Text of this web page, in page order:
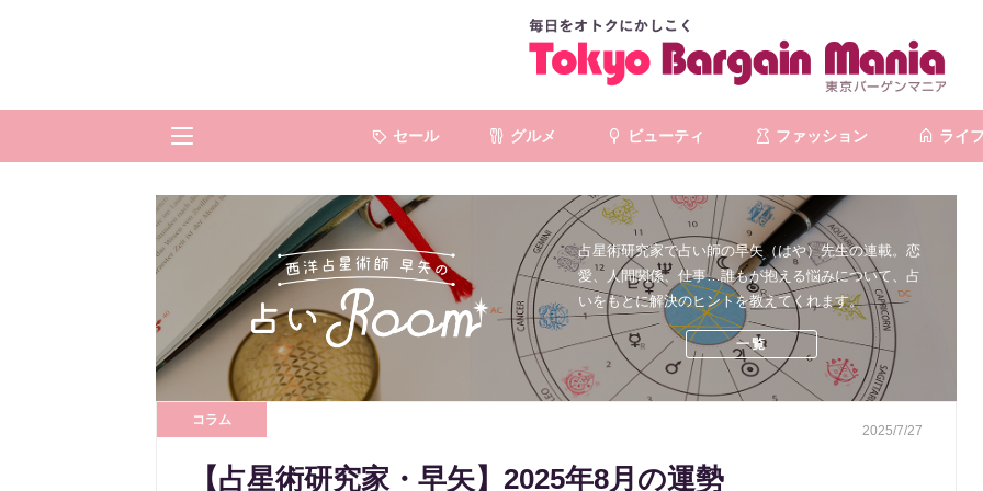
セール グルメ ビューティ ファッション ライフ
占星術研究家で占い師の早矢（はや）先生の連載。恋
愛、人間関係、仕事…誰もが抱える悩みについて、占
いをもとに解決のヒントを教えてくれます。
一覧
コラム
2025/7/27
【占星術研究家・早矢】2025年8月の運勢